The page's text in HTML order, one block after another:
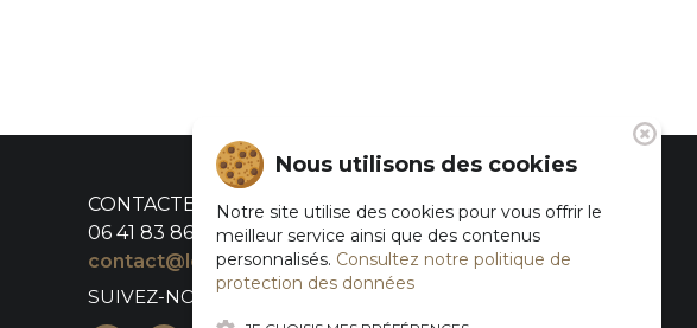
CONTACTEZ-NOUS
06 41 83 86 44
contact@levignoblederhuys.bzh
SUIVEZ-NOUS
Nous utilisons des cookies
Notre site utilise des cookies pour vous offrir le
meilleur service ainsi que des contenus
personnalisés. Consultez notre politique de
protection des données